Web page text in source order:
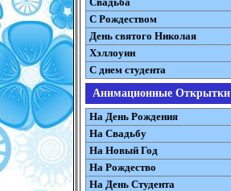
С Рождеством
День святого Николая
Хэллоуин
С днем студента
Анимационные Открытки
На День Рождения
На Свадьбу
На Новый Год
На Рождество
На День Студента